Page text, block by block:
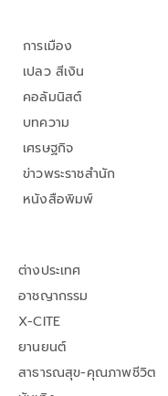
การเมือง
เปลว สีเงิน
คอลัมนิสต์
บทความ
เศรษฐกิจ
ข่าวพระราชสำนัก
หนังสือพิมพ์
ต่างประเทศ
อาชญากรรม
X-CITE
ยานยนต์
สาธารณสุข-คุณภาพชีวิต